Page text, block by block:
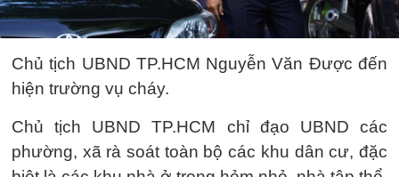
Chủ tịch UBND TP.HCM Nguyễn Văn Được đến
hiện trường vụ cháy.
Chủ tịch UBND TP.HCM chỉ đạo UBND các
phường, xã rà soát toàn bộ các khu dân cư, đặc